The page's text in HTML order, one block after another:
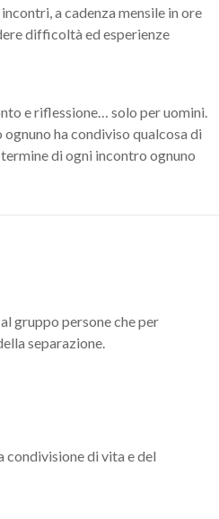
a cadenza mensile in ore
difficoltà ed esperienze
e riflessione… solo per uomini.
ha condiviso qualcosa di
di ogni incontro ognuno
gruppo persone che per
separazione.
condivisione di vita e del